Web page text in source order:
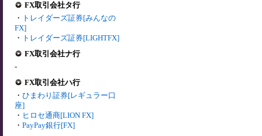
FX取引会社タ行
・ トレイダーズ証券[みんなの
FX]
・ トレイダーズ証券[LIGHTFX]
FX取引会社ナ行
-
FX取引会社ハ行
・ ひまわり証券[レギュラー口
座]
・ ヒロセ通商[LION FX]
・ PayPay銀行[FX]